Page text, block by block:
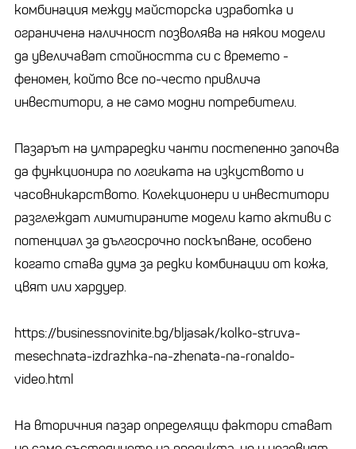
комбинация между майсторска изработка и
ограничена наличност позволява на някои модели
да увеличават стойността си с времето -
феномен, който все по-често привлича
инвеститори, а не само модни потребители.
Пазарът на ултраредки чанти постепенно започва
да функционира по логиката на изкуството и
часовникарството. Колекционери и инвеститори
разглеждат лимитираните модели като активи с
потенциал за дългосрочно поскъпване, особено
когато става дума за редки комбинации от кожа,
цвят или хардуер.
https://businessnovinite.bg/bljasak/kolko-struva-
mesechnata-izdrazhka-na-zhenata-na-ronaldo-
video.html
На вторичния пазар определящи фактори стават